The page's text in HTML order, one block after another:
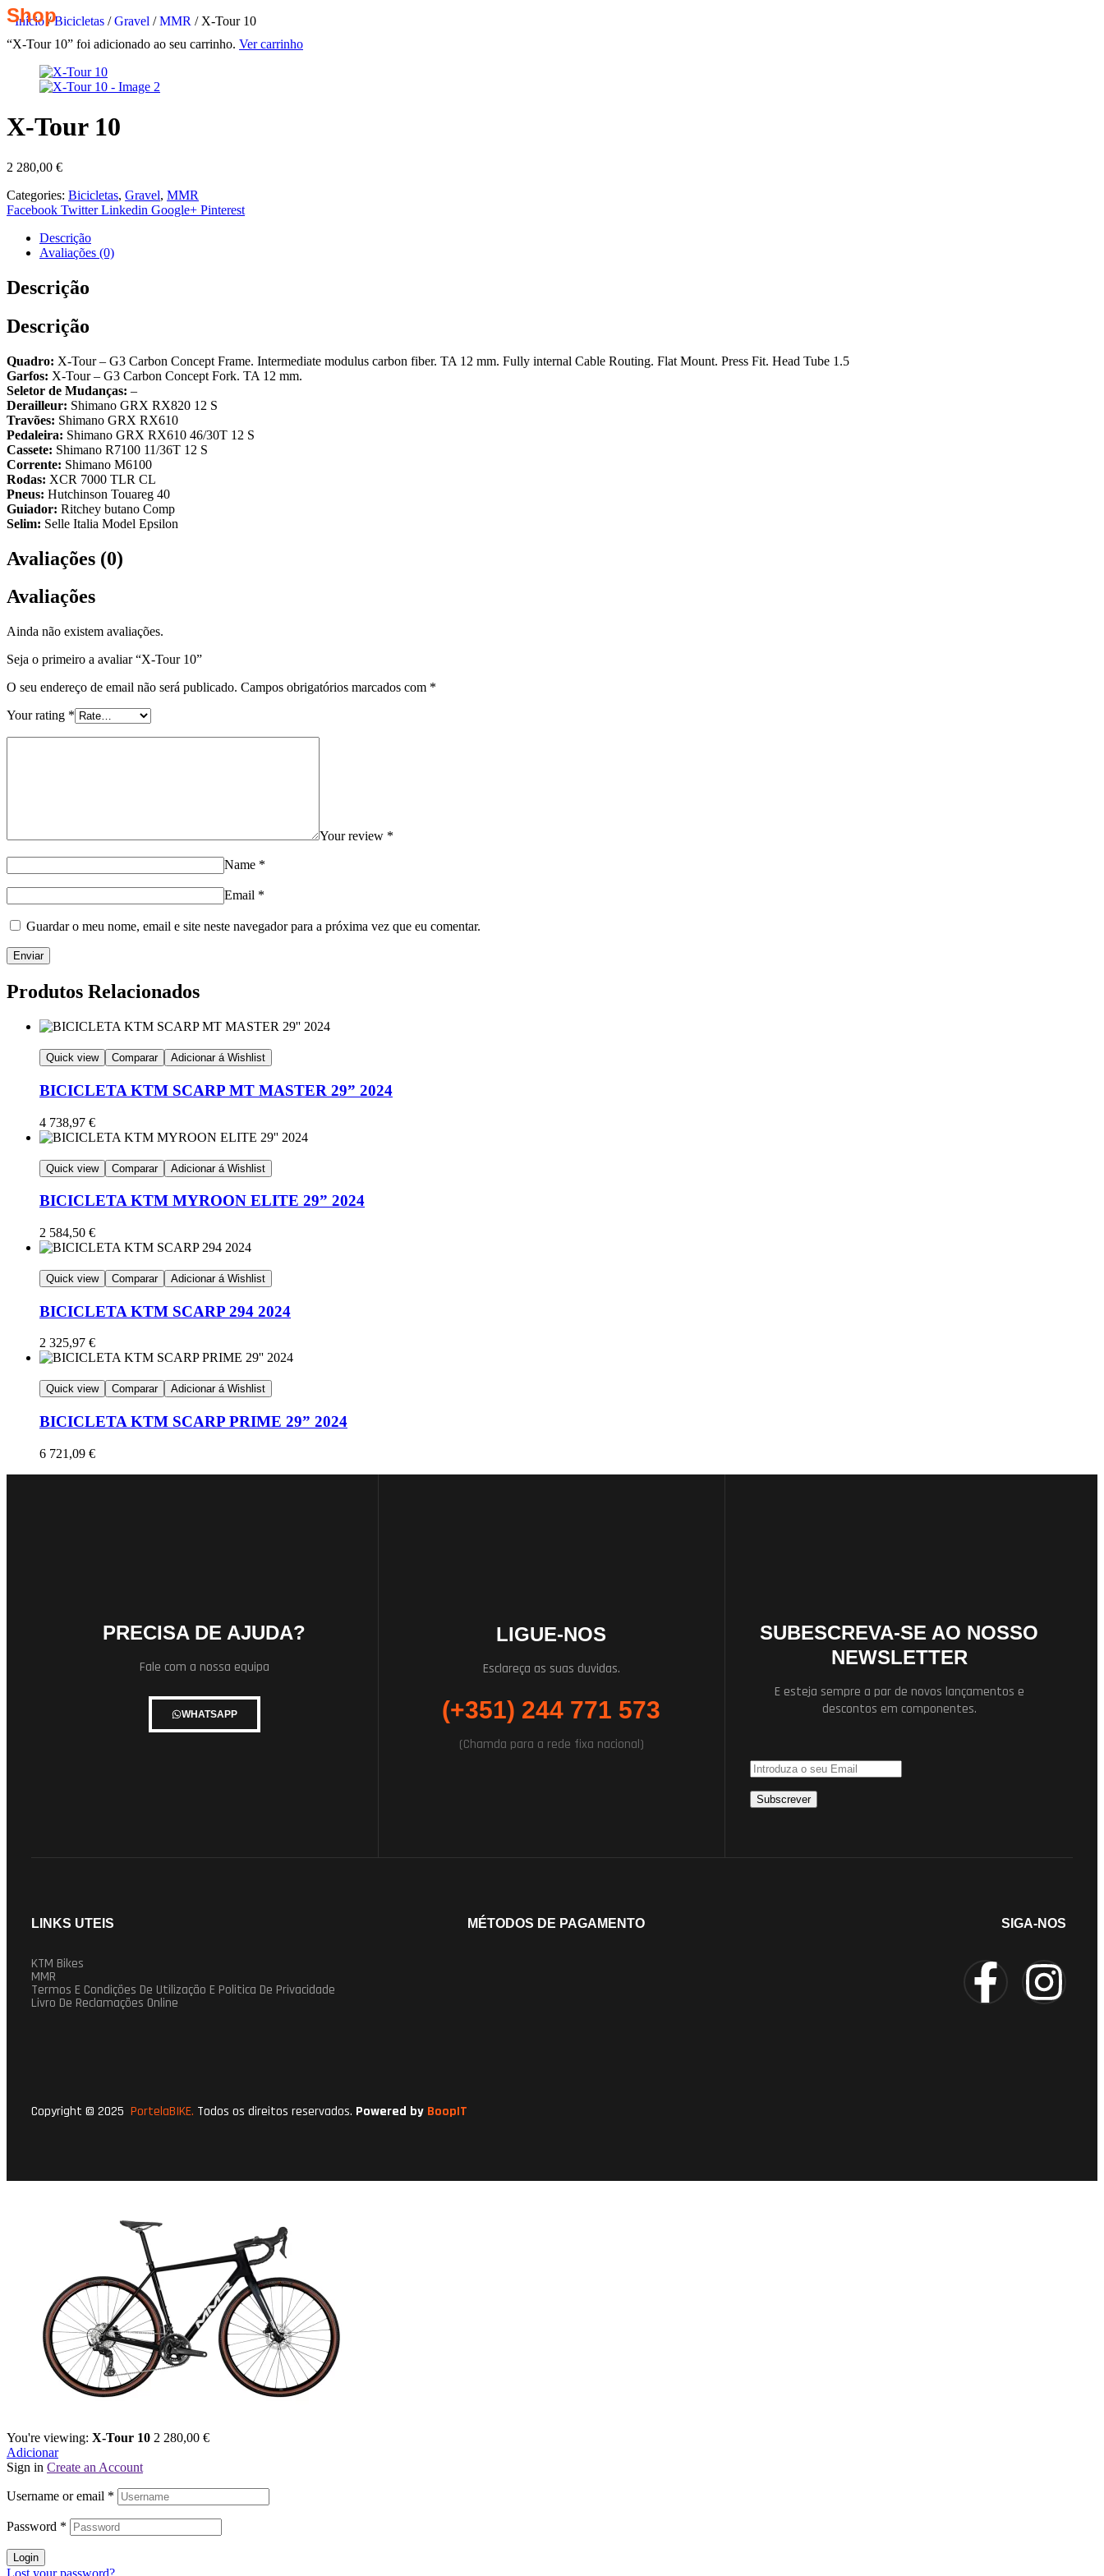
Shop
Início /Bicicletas /Gravel /MMR / X-Tour 10
“X-Tour 10” foi adicionado ao seu carrinho. Ver carrinho
X-Tour 10
2 280,00 €
Categories: Bicicletas, Gravel, MMR
Facebook Twitter Linkedin Google+ Pinterest
Descrição
Avaliações (0)
Descrição
Descrição
Quadro: X-Tour – G3 Carbon Concept Frame. Intermediate modulus carbon fiber. TA 12 mm. Fully internal Cable Routing. Flat Mount. Press Fit. Head Tube 1.5
Garfos: X-Tour – G3 Carbon Concept Fork. TA 12 mm.
Seletor de Mudanças: –
Derailleur: Shimano GRX RX820 12 S
Travões: Shimano GRX RX610
Pedaleira: Shimano GRX RX610 46/30T 12 S
Cassete: Shimano R7100 11/36T 12 S
Corrente: Shimano M6100
Rodas: XCR 7000 TLR CL
Pneus: Hutchinson Touareg 40
Guiador: Ritchey butano Comp
Selim: Selle Italia Model Epsilon
Avaliações (0)
Avaliações
Ainda não existem avaliações.
Seja o primeiro a avaliar “X-Tour 10”
O seu endereço de email não será publicado. Campos obrigatórios marcados com *
Your rating *
Your review *
Name *
Email *
Guardar o meu nome, email e site neste navegador para a próxima vez que eu comentar.
Produtos Relacionados
Quick view Comparar Adicionar á Wishlist
BICICLETA KTM SCARP MT MASTER 29” 2024
4 738,97 €
Quick view Comparar Adicionar á Wishlist
BICICLETA KTM MYROON ELITE 29” 2024
2 584,50 €
Quick view Comparar Adicionar á Wishlist
BICICLETA KTM SCARP 294 2024
2 325,97 €
Quick view Comparar Adicionar á Wishlist
BICICLETA KTM SCARP PRIME 29” 2024
6 721,09 €
PRECISA DE AJUDA?
Fale com a nossa equipa
WHATSAPP
LIGUE-NOS
Esclareça as suas duvidas.
(+351) 244 771 573
(Chamda para a rede fixa nacional)
SUBESCREVA-SE AO NOSSO
NEWSLETTER
E esteja sempre a par de novos lançamentos e
descontos em componentes.
LINKS UTEIS
KTM Bikes
MMR
Termos E Condições De Utilização E Politica De Privacidade
Livro De Reclamações Online
MÉTODOS DE PAGAMENTO SIGA-NOS
Copyright © 2025 PortelaBIKE. Todos os direitos reservados. Powered by BoopIT
You're viewing: X-Tour 10 2 280,00 €
Adicionar
Sign in Create an Account
Username or email *
Password *
Login
Lost your password?